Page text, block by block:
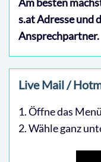
s.at Adresse und
Ansprechpartner.
Live Mail /
1. Öffne das
2. Wähle ganz